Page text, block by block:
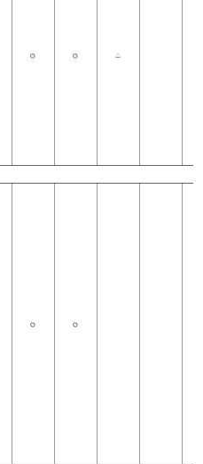
◎ ◎ △
◎ ◎